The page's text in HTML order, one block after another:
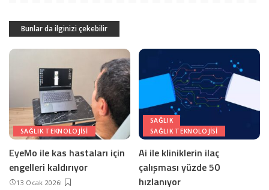
Bunlar da ilginizi çekebilir
SAĞLIK TEKNOLOJISI
EyeMo ile kas hastaları için
engelleri kaldırıyor
13 Ocak 2026
SAĞLIK
SAĞLIK TEKNOLOJISI
Ai ile kliniklerin ilaç
çalışması yüzde 50
hızlanıyor